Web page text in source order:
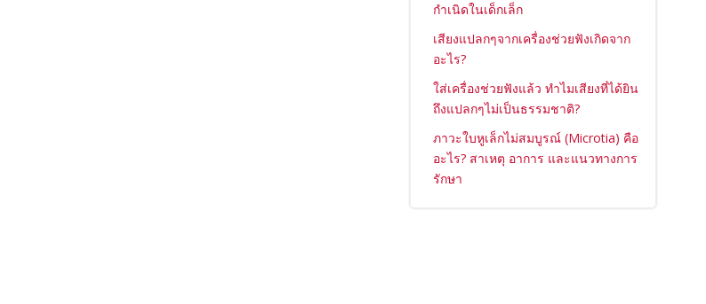
กำเนิดในเด็กเล็ก
เสียงแปลกๆจากเครื่องช่วยฟังเกิดจาก
อะไร?
ใส่เครื่องช่วยฟังแล้ว ทำไมเสียงที่ได้ยิน
ถึงแปลกๆไม่เป็นธรรมชาติ?
ภาวะใบหูเล็กไม่สมบูรณ์ (Microtia) คือ
อะไร? สาเหตุ อาการ และแนวทางการ
รักษา